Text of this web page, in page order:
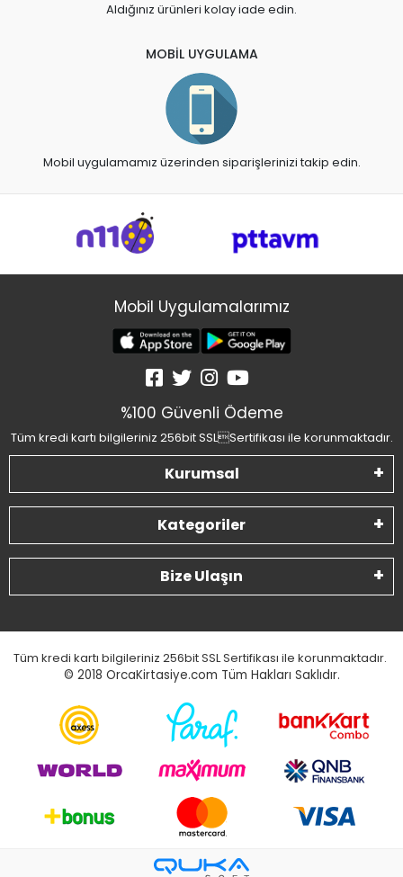
Aldığınız ürünleri kolay iade edin.
MOBİL UYGULAMA
Mobil uygulamamız üzerinden siparişlerinizi takip edin.
Mobil Uygulamalarımız
%100 Güvenli Ödeme
Tüm kredi kartı bilgileriniz 256bit SSLSertifikası ile korunmaktadır.
Kurumsal
Kategoriler
Bize Ulaşın
Tüm kredi kartı bilgileriniz 256bit SSL Sertifikası ile korunmaktadır.
© 2018 OrcaKirtasiye.com Tüm Hakları Saklıdır.